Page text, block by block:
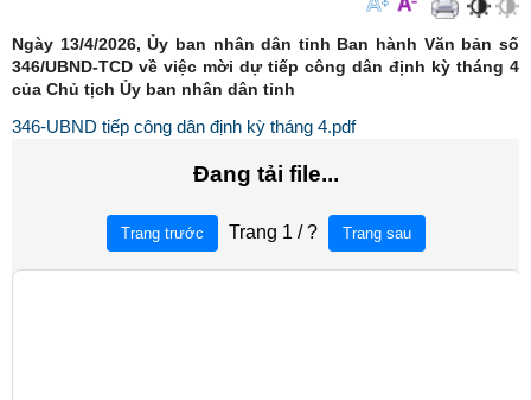
Ngày 13/4/2026, Ủy ban nhân dân tỉnh Ban hành Văn bản số
346/UBND-TCD về việc mời dự tiếp công dân định kỳ tháng 4
của Chủ tịch Ủy ban nhân dân tỉnh
346-UBND tiếp công dân định kỳ tháng 4.pdf